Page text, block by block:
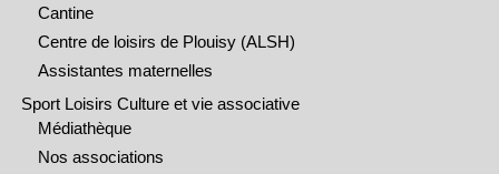
Cantine
Centre de loisirs de Plouisy (ALSH)
Assistantes maternelles
Sport Loisirs Culture et vie associative
Médiathèque
Nos associations